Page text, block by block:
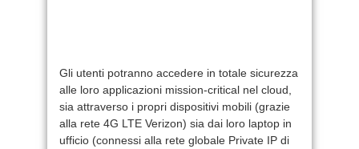
Gli utenti potranno accedere in totale sicurezza
alle loro applicazioni mission-critical nel cloud,
sia attraverso i propri dispositivi mobili (grazie
alla rete 4G LTE Verizon) sia dai loro laptop in
ufficio (connessi alla rete globale Private IP di